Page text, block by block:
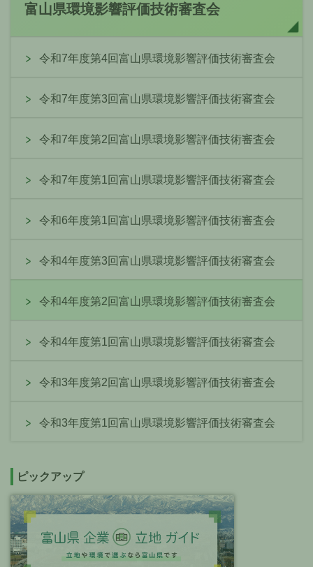
富山県環境影響評価技術審査会
令和7年度第4回富山県環境影響評価技術審査会
令和7年度第3回富山県環境影響評価技術審査会
令和7年度第2回富山県環境影響評価技術審査会
令和7年度第1回富山県環境影響評価技術審査会
令和6年度第1回富山県環境影響評価技術審査会
令和4年度第3回富山県環境影響評価技術審査会
令和4年度第2回富山県環境影響評価技術審査会
令和4年度第1回富山県環境影響評価技術審査会
令和3年度第2回富山県環境影響評価技術審査会
令和3年度第1回富山県環境影響評価技術審査会
ピックアップ